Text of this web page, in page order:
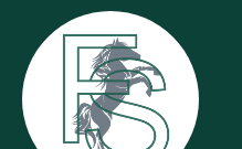
Hauptinhalt springen
Zur Suche springen
Zur Hauptnavigation